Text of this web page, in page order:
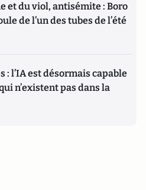
et du viol, antisémite : Boro
de l’un des tubes de l’été
l’IA est désormais capable
n’existent pas dans la